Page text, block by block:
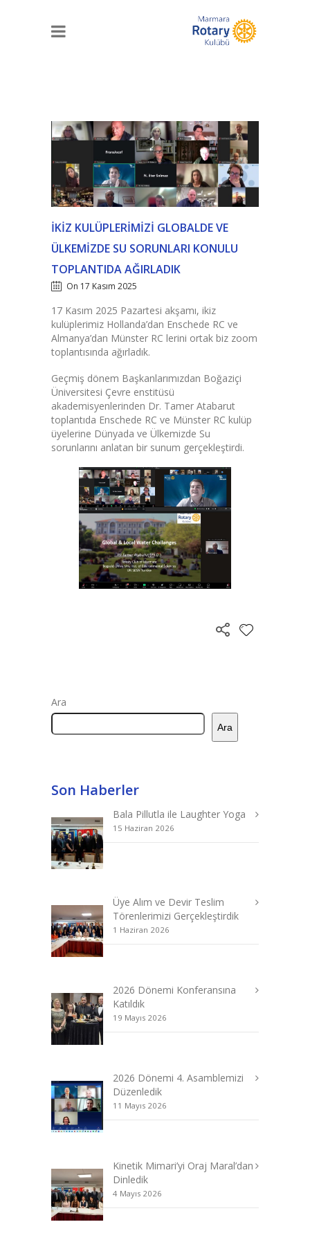
İKIZ KULÜPLERIMIZI GLOBALDE VE
ÜLKEMIZDE SU SORUNLARI KONULU
TOPLANTIDA AĞIRLADIK
On 17 Kasım 2025
17 Kasım 2025 Pazartesi akşamı, ikiz
kulüplerimiz Hollanda’dan Enschede RC ve
Almanya’dan Münster RC lerini ortak biz zoom
toplantısında ağırladık.
Geçmiş dönem Başkanlarımızdan Boğaziçi
Üniversitesi Çevre enstitüsü
akademisyenlerinden Dr. Tamer Atabarut
toplantıda Enschede RC ve Münster RC kulüp
üyelerine Dünyada ve Ülkemizde Su
sorunlarını anlatan bir sunum gerçekleştirdi.
Ara
Ara
Son Haberler
Bala Pillutla ile Laughter Yoga
15 Haziran 2026
Üye Alım ve Devir Teslim
Törenlerimizi Gerçekleştirdik
1 Haziran 2026
2026 Dönemi Konferansına
Katıldık
19 Mayıs 2026
2026 Dönemi 4. Asamblemizi
Düzenledik
11 Mayıs 2026
Kinetik Mimari’yi Oraj Maral’dan
Dinledik
4 Mayıs 2026